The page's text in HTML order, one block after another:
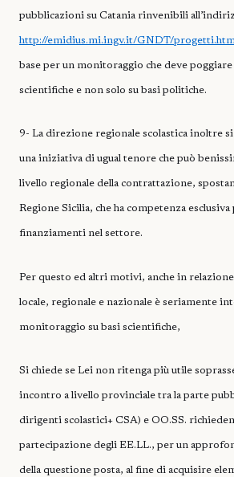
pubblicazioni su Catania rinvenibili
http://emidius.mi.ingv.it/GNDT/
base per un monitoraggio che deve poggiare
scientifiche e non solo su basi politiche.
9- La direzione regionale scolastica inoltre
una iniziativa di ugual tenore che può
livello regionale della contrattazione,
Regione Sicilia, che ha competenza
finanziamenti nel settore.
Per questo ed altri motivi, anche in relazione
locale, regionale e nazionale è seriamente
monitoraggio su basi scientifiche,
Si chiede se Lei non ritenga più utile
incontro a livello provinciale tra la parte
dirigenti scolastici+ CSA) e OO.SS.
partecipazione degli EE.LL., per un
della questione posta, al fine di acquisire